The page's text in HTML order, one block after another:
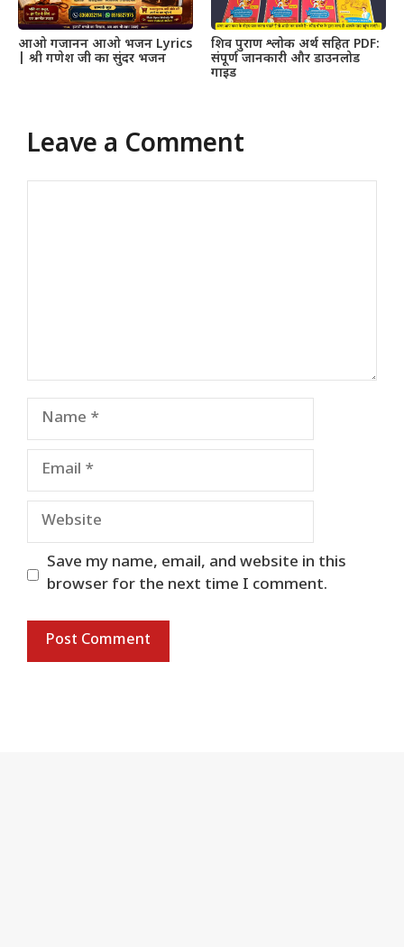
आओ गजानन आओ भजन Lyrics
| श्री गणेश जी का सुंदर भजन
शिव पुराण श्लोक अर्थ सहित PDF:
संपूर्ण जानकारी और डाउनलोड
गाइड
Leave a Comment
Name
Email
Website
Save my name, email, and website in this
browser for the next time I comment.